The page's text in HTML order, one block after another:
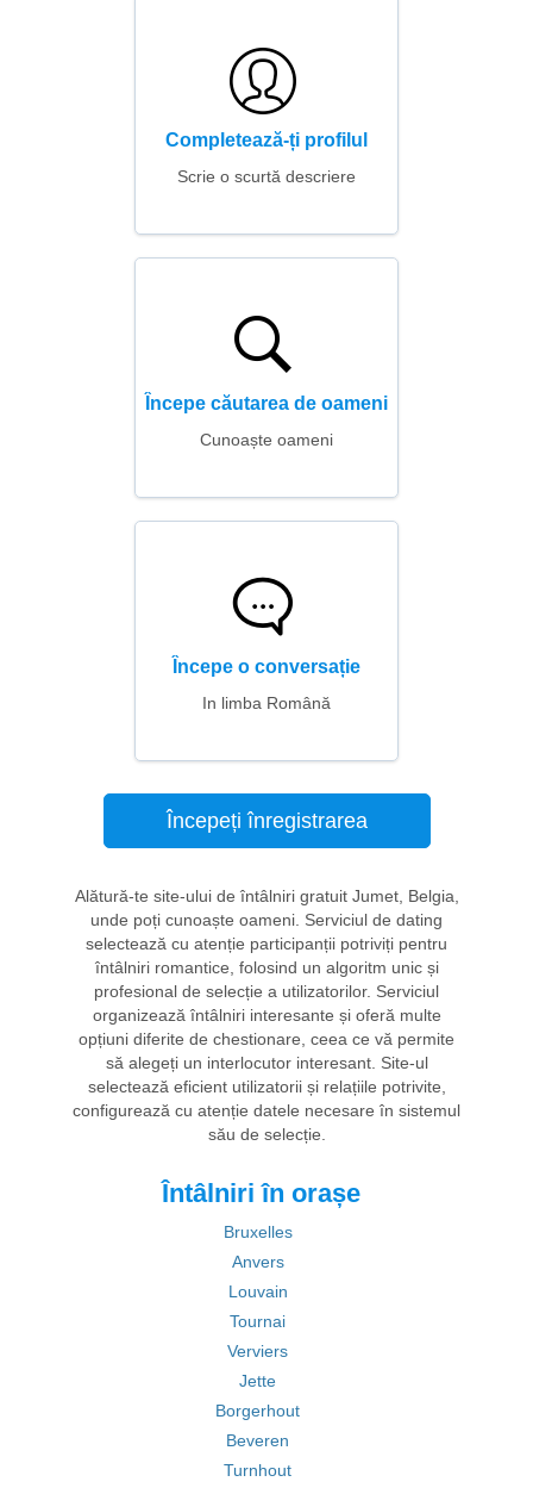
Completează-ți profilul
Scrie o scurtă descriere
Începe căutarea de oameni
Cunoaște oameni
Începe o conversație
In limba Română
Începeți înregistrarea
Alătură-te site-ului de întâlniri gratuit Jumet, Belgia,
unde poți cunoaște oameni. Serviciul de dating
selectează cu atenție participanții potriviți pentru
întâlniri romantice, folosind un algoritm unic și
profesional de selecție a utilizatorilor. Serviciul
organizează întâlniri interesante și oferă multe
opțiuni diferite de chestionare, ceea ce vă permite
să alegeți un interlocutor interesant. Site-ul
selectează eficient utilizatorii și relațiile potrivite,
configurează cu atenție datele necesare în sistemul
său de selecție.
Întâlniri în orașe
Bruxelles
Anvers
Louvain
Tournai
Verviers
Jette
Borgerhout
Beveren
Turnhout